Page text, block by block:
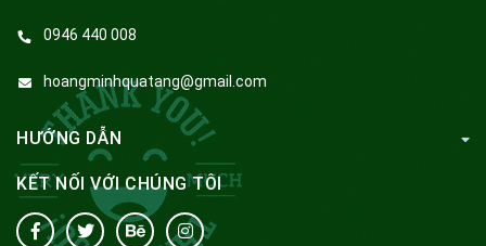
0946 440 008
hoangminhquatang@gmail.com
HƯỚNG DẪN
KẾT NỐI VỚI CHÚNG TÔI